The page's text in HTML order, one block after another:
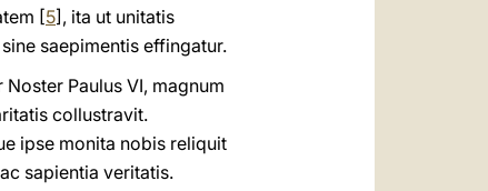
[5], ita ut unitatis
saepimentis effingatur.
Paulus VI, magnum
collustravit.
ipse monita nobis reliquit
sapientia veritatis.